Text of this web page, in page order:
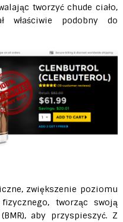
tworzyć chude ciało,
właściwie podobny do
zwiększenie poziomu
tworząc swoją
aby przyspieszyć. Z